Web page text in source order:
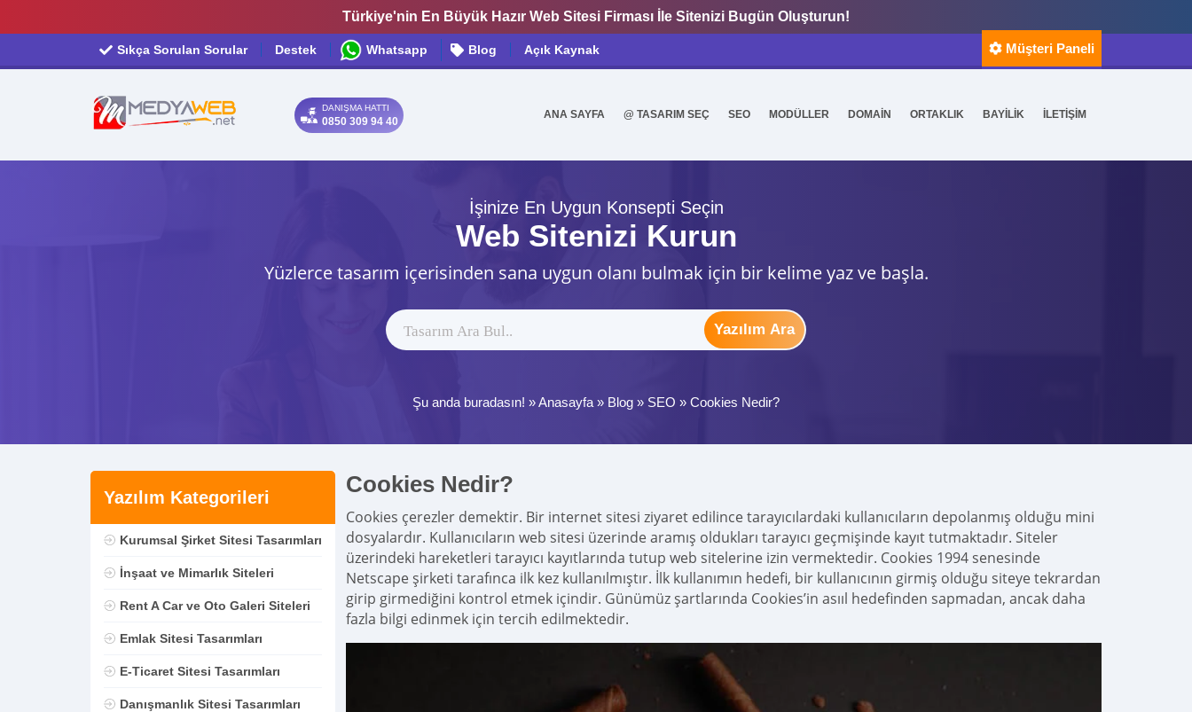
Türkiye'nin En Büyük Hazır Web Sitesi Firması İle Sitenizi Bugün Oluşturun!
Sıkça Sorulan Sorular Destek Whatsapp Blog Açık Kaynak Müşteri Paneli
DANIŞMA HATTI
0850 309 94 40
ANA SAYFA @ TASARIM SEÇ SEO MODÜLLER DOMAİN ORTAKLIK BAYİLİK İLETİŞİM
İşinize En Uygun Konsepti Seçin
Web Sitenizi Kurun
Yüzlerce tasarım içerisinden sana uygun olanı bulmak için bir kelime yaz ve başla.
Yazılım Ara
Şu anda buradasın! »Anasayfa » Blog » SEO » Cookies Nedir?
Yazılım Kategorileri
Kurumsal Şirket Sitesi Tasarımları
İnşaat ve Mimarlık Siteleri
Rent A Car ve Oto Galeri Siteleri
Emlak Sitesi Tasarımları
E-Ticaret Sitesi Tasarımları
Danışmanlık Sitesi Tasarımları
Cookies Nedir?
Cookies çerezler demektir. Bir internet sitesi ziyaret edilince tarayıcılardaki kullanıcıların depolanmış olduğu mini
dosyalardır. Kullanıcıların web sitesi üzerinde aramış oldukları tarayıcı geçmişinde kayıt tutmaktadır. Siteler
üzerindeki hareketleri tarayıcı kayıtlarında tutup web sitelerine izin vermektedir. Cookies 1994 senesinde
Netscape şirketi tarafınca ilk kez kullanılmıştır. İlk kullanımın hedefi, bir kullanıcının girmiş olduğu siteye tekrardan
girip girmediğini kontrol etmek içindir. Günümüz şartlarında Cookies’in asııl hedefinden sapmadan, ancak daha
fazla bilgi edinmek için tercih edilmektedir.